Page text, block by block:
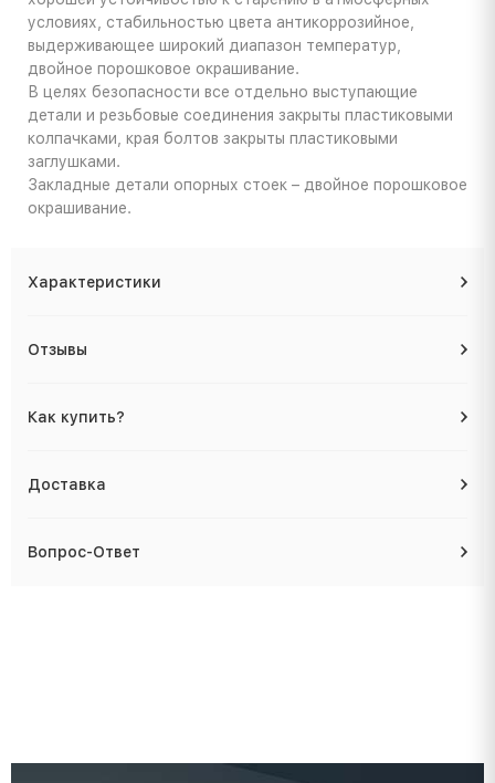
условиях, стабильностью цвета антикоррозийное,
выдерживающее широкий диапазон температур,
двойное порошковое окрашивание.
В целях безопасности все отдельно выступающие
детали и резьбовые соединения закрыты пластиковыми
колпачками, края болтов закрыты пластиковыми
заглушками.
Закладные детали опорных стоек – двойное порошковое
окрашивание.
Характеристики
Отзывы
Как купить?
Доставка
Вопрос-Ответ